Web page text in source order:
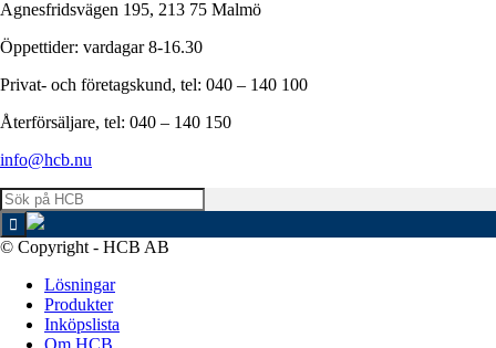
Agnesfridsvägen 195, 213 75 Malmö
Öppettider: vardagar 8-16.30
Privat- och företagskund, tel: 040 – 140 100
Återförsäljare, tel: 040 – 140 150
info@hcb.nu
© Copyright - HCB AB
Lösningar
Produkter
Inköpslista
Om HCB